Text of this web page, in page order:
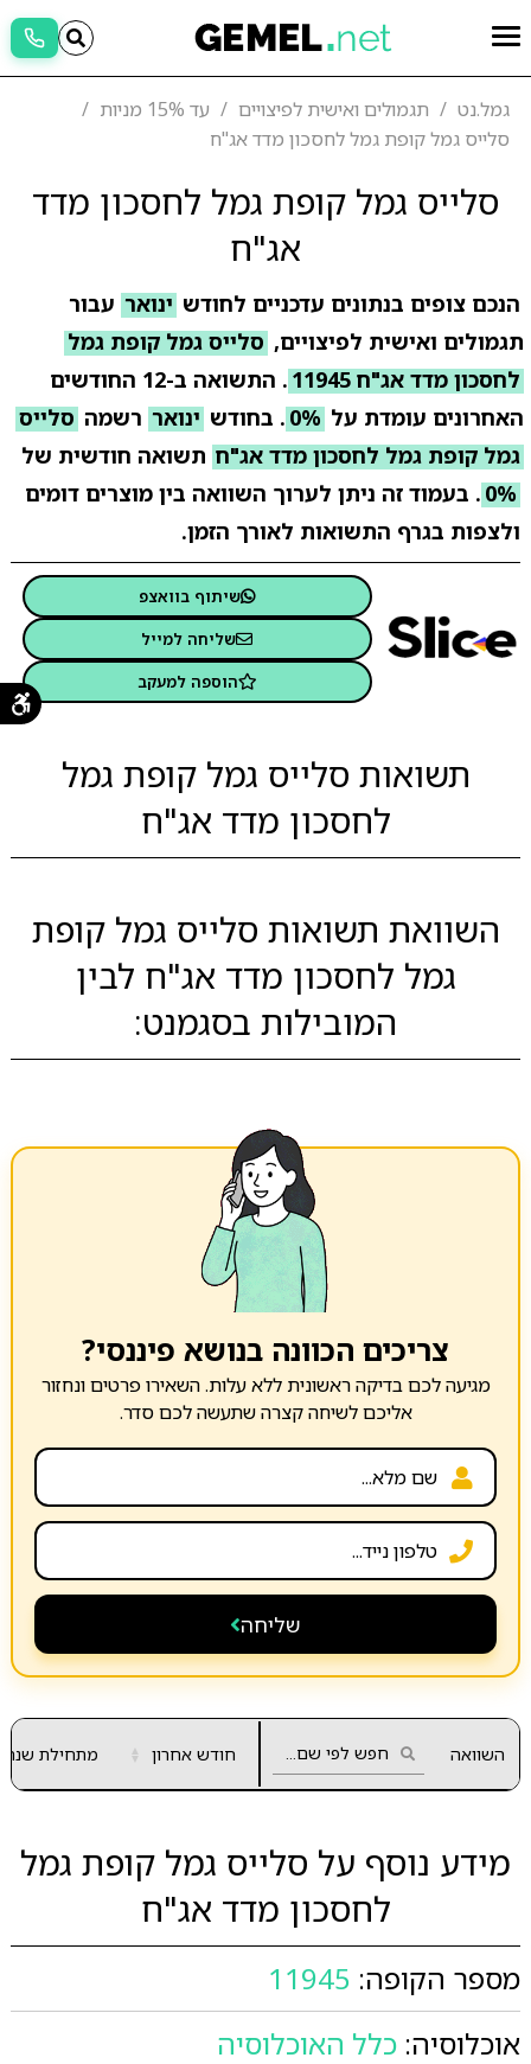
גמל.נט תגמולים ואישית לפיצויים
עד 15% מניות
סלייס גמל קופת גמל לחסכון מדד אג"ח
סלייס גמל קופת גמל לחסכון מדד
אג"ח
הנכם צופים בנתונים עדכניים לחודש ינואר עבור
תגמולים ואישית לפיצויים, סלייס גמל קופת גמל
לחסכון מדד אג"ח 11945
. התשואה ב-12 החודשים
האחרונים עומדת על 0% . בחודש ינואר רשמה סלייס
גמל קופת גמל לחסכון מדד אג"ח תשואה חודשית של
0% . בעמוד זה ניתן לערוך השוואה בין מוצרים דומים
ולצפות בגרף התשואות לאורך הזמן.
שיתוף בוואצפ
שליחה למייל
הוספה למעקב
תשואות סלייס גמל קופת גמל
לחסכון מדד אג"ח
השוואת תשואות סלייס גמל קופת
גמל לחסכון מדד אג"ח לבין
המובילות בסגמנט:
צריכים הכוונה בנושא פיננסי?
מגיעה לכם בדיקה ראשונית ללא עלות. השאירו פרטים ונחזור
אליכם לשיחה קצרה שתעשה לכם סדר.
שליחה
השוואה חודש אחרון ▲
▼ מתחילת שנה
מידע נוסף על סלייס גמל קופת גמל
לחסכון מדד אג"ח
מספר הקופה: 11945
אוכלוסיה: כלל האוכלוסיה